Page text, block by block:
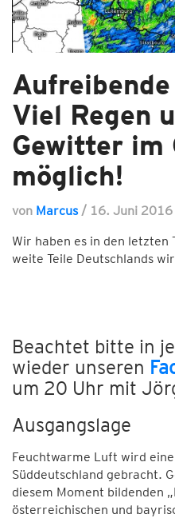
Viel Regen
Gewitter im
möglich!
von Marcus / 16. Juni 2016
Wir haben es in den letzten
weite Teile Deutschlands
Beachtet bitte in
wieder unseren
um 20 Uhr mit
Ausgangslage
Feuchtwarme Luft wird
Süddeutschland gebracht.
diesem Moment bildenden
österreichischen und